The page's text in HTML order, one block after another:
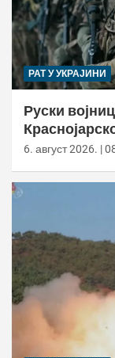
РАТ У УКРАЈИНИ
Руски
НАТО
6. август 2026. |